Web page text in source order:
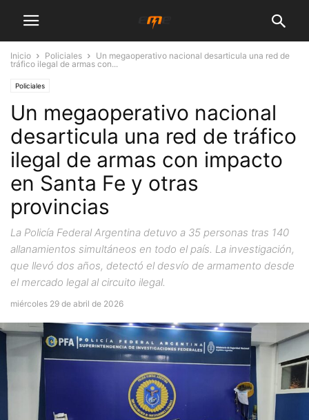
Inicio Policiales
Un megaoperativo nacional desarticula una red de
tráfico ilegal de armas con...
Policiales
Un megaoperativo nacional
desarticula una red de tráfico
ilegal de armas con impacto
en Santa Fe y otras
provincias
La Policía Federal Argentina detuvo a 35 personas tras 140
allanamientos simultáneos en todo el país. La investigación,
que llevó dos años, detectó el desvío de armamento desde
el mercado legal al circuito ilegal.
miércoles 29 de abril de 2026